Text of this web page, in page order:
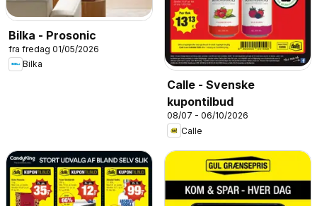
Bilka - Prosonic
fra fredag 01/05/2026
Bilka
Calle - Svenske
kupontilbud
08/07 - 06/10/2026
Calle